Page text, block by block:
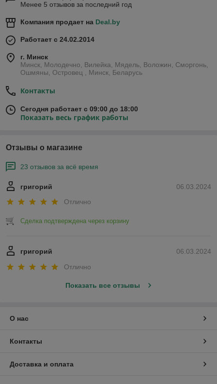
Менее 5 отзывов за последний год
Компания продает на Deal.by
Работает с 24.02.2014
г. Минск
Минск, Молодечно, Вилейка, Мядель, Воложин, Сморгонь,
Ошмяны, Островец , Минск, Беларусь
Контакты
Сегодня работает с 09:00 до 18:00
Показать весь график работы
Отзывы о магазине
23 отзывов за всё время
06.03.2024
григорий
Отлично
Сделка подтверждена через корзину
06.03.2024
григорий
Отлично
Показать все отзывы
О нас
Контакты
Доставка и оплата